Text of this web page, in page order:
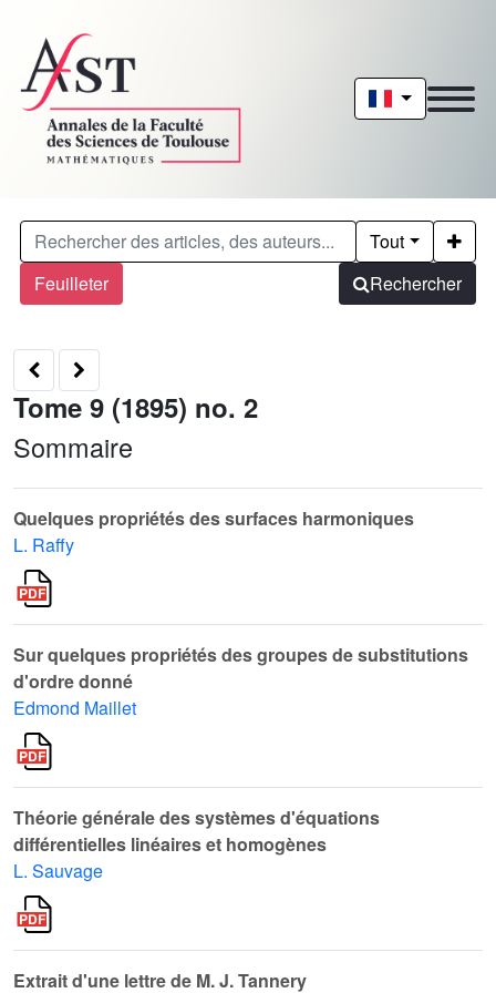
Feuilleter
Tout
Rechercher
Tome 9 (1895) no. 2
Sommaire
Quelques propriétés des surfaces harmoniques
L. Raffy
Sur quelques propriétés des groupes de substitutions
d'ordre donné
Edmond Maillet
Théorie générale des systèmes d'équations
différentielles linéaires et homogènes
L. Sauvage
Extrait d'une lettre de M. J. Tannery